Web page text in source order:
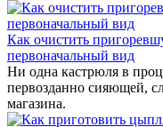
Как очистить
первоначальный вид
Ни одна кастрюля в
первозданно сияющей,
магазина.